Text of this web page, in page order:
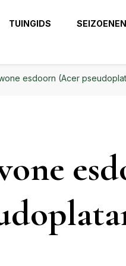
het beste
|
TUINGIDS SEIZOENEN
esdoorn (Acer